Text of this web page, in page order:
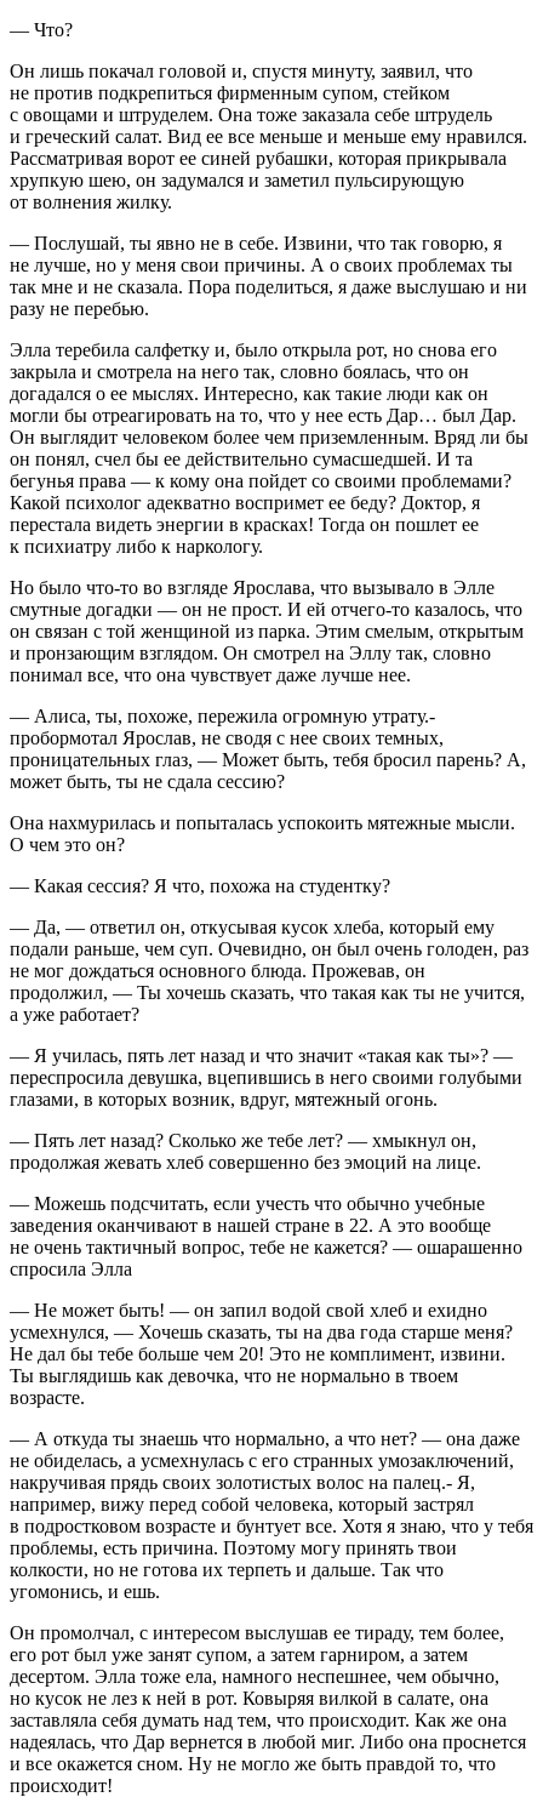
— Что?
Он лишь покачал головой и, спустя минуту, заявил, что
не против подкрепиться фирменным супом, стейком
с овощами и штруделем. Она тоже заказала себе штрудель
и греческий салат. Вид ее все меньше и меньше ему нравился.
Рассматривая ворот ее синей рубашки, которая прикрывала
хрупкую шею, он задумался и заметил пульсирующую
от волнения жилку.
— Послушай, ты явно не в себе. Извини, что так говорю, я
не лучше, но у меня свои причины. А о своих проблемах ты
так мне и не сказала. Пора поделиться, я даже выслушаю и ни
разу не перебью.
Элла теребила салфетку и, было открыла рот, но снова его
закрыла и смотрела на него так, словно боялась, что он
догадался о ее мыслях. Интересно, как такие люди как он
могли бы отреагировать на то, что у нее есть Дар… был Дар.
Он выглядит человеком более чем приземленным. Вряд ли бы
он понял, счел бы ее действительно сумасшедшей. И та
бегунья права — к кому она пойдет со своими проблемами?
Какой психолог адекватно воспримет ее беду? Доктор, я
перестала видеть энергии в красках! Тогда он пошлет ее
к психиатру либо к наркологу.
Но было что-то во взгляде Ярослава, что вызывало в Элле
смутные догадки — он не прост. И ей отчего-то казалось, что
он связан с той женщиной из парка. Этим смелым, открытым
и пронзающим взглядом. Он смотрел на Эллу так, словно
понимал все, что она чувствует даже лучше нее.
— Алиса, ты, похоже, пережила огромную утрату.-
пробормотал Ярослав, не сводя с нее своих темных,
проницательных глаз, — Может быть, тебя бросил парень? А,
может быть, ты не сдала сессию?
Она нахмурилась и попыталась успокоить мятежные мысли.
О чем это он?
— Какая сессия? Я что, похожа на студентку?
— Да, — ответил он, откусывая кусок хлеба, который ему
подали раньше, чем суп. Очевидно, он был очень голоден, раз
не мог дождаться основного блюда. Прожевав, он
продолжил, — Ты хочешь сказать, что такая как ты не учится,
а уже работает?
— Я училась, пять лет назад и что значит «такая как ты»? —
переспросила девушка, вцепившись в него своими голубыми
глазами, в которых возник, вдруг, мятежный огонь.
— Пять лет назад? Сколько же тебе лет? — хмыкнул он,
продолжая жевать хлеб совершенно без эмоций на лице.
— Можешь подсчитать, если учесть что обычно учебные
заведения оканчивают в нашей стране в 22. А это вообще
не очень тактичный вопрос, тебе не кажется? — ошарашенно
спросила Элла
— Не может быть! — он запил водой свой хлеб и ехидно
усмехнулся, — Хочешь сказать, ты на два года старше меня?
Не дал бы тебе больше чем 20! Это не комплимент, извини.
Ты выглядишь как девочка, что не нормально в твоем
возрасте.
— А откуда ты знаешь что нормально, а что нет? — она даже
не обиделась, а усмехнулась с его странных умозаключений,
накручивая прядь своих золотистых волос на палец.- Я,
например, вижу перед собой человека, который застрял
в подростковом возрасте и бунтует все. Хотя я знаю, что у тебя
проблемы, есть причина. Поэтому могу принять твои
колкости, но не готова их терпеть и дальше. Так что
угомонись, и ешь.
Он промолчал, с интересом выслушав ее тираду, тем более,
его рот был уже занят супом, а затем гарниром, а затем
десертом. Элла тоже ела, намного неспешнее, чем обычно,
но кусок не лез к ней в рот. Ковыряя вилкой в салате, она
заставляла себя думать над тем, что происходит. Как же она
надеялась, что Дар вернется в любой миг. Либо она проснется
и все окажется сном. Ну не могло же быть правдой то, что
происходит!